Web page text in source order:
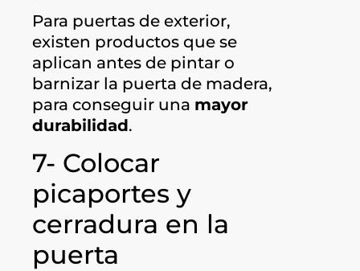
Para puertas de exterior,
existen productos que se
aplican antes de pintar o
barnizar la puerta de madera,
para conseguir una mayor
durabilidad.
7- Colocar
picaportes y
cerradura en la
puerta